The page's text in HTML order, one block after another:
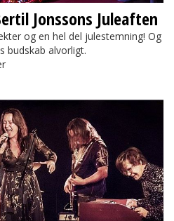
Jonssons Juleaften
og en hel del julestemning! Og
budskab alvorligt.